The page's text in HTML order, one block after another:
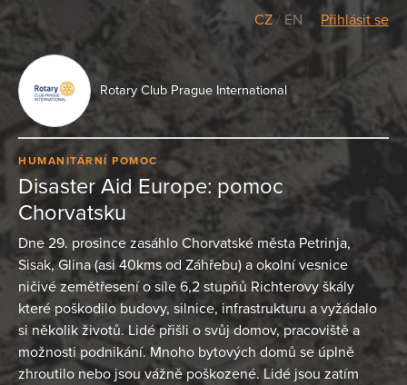
CZ/ EN Přihlásit se
Rotary Club Prague International
HUMANITÁRNÍ POMOC
Disaster Aid Europe: pomoc
Chorvatsku
Dne 29. prosince zasáhlo Chorvatské města Petrinja,
Sisak, Glina (asi 40kms od Záhřebu) a okolní vesnice
ničivé zemětřesení o síle 6,2 stupňů Richterovy škály
které poškodilo budovy, silnice, infrastrukturu a vyžádalo
si několik životů. Lidé přišli o svůj domov, pracoviště a
možnosti podnikání. Mnoho bytových domů se úplně
zhroutilo nebo jsou vážně poškozené. Lidé jsou zatím